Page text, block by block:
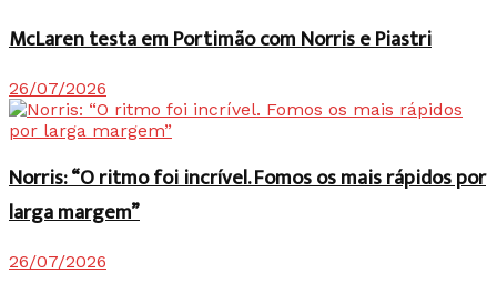
McLaren testa em Portimão com Norris e Piastri
26/07/2026
Norris: “O ritmo foi incrível. Fomos os mais rápidos por
larga margem”
26/07/2026